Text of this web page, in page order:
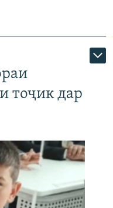
тоҷик дар